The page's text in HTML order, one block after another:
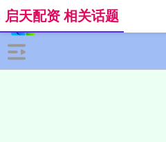
启天配资 相关话题